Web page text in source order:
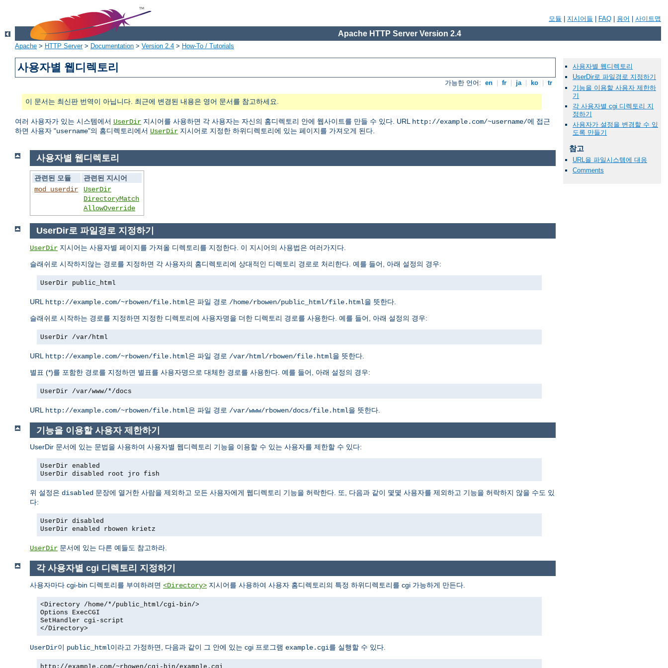
모듈 지시어들 FAQ 용어 사이트맵
Apache HTTP Server Version 2.4
Apache > HTTP Server> Documentation > Version 2.4 > How-To / Tutorials
사용자별 웹디렉토리
가능한 언어: en fr ja ko tr
이 문서는 최신판 번역이 아닙니다. 최근에 변경된 내용은 영어 문서를 참고하세요.
여러 사용자가 있는 시스템에서 UserDir 지시어를 사용하면 각 사용자는 자신의 홈디렉토리 안에 웹사이트를 만들 수 있다. URL http://example.com/~username/에 접근
하면 사용자 "username"의 홈디렉토리에서 UserDir 지시어로 지정한 하위디렉토리에 있는 페이지를 가져오게 된다.
사용자별 웹디렉토리
UserDir로 파일경로 지정하기
기능을 이용할 사용자 제한하
기
각 사용자별 cgi 디렉토리 지
정하기
사용자가 설정을 변경할 수 있
도록 만들기
참고
URL을 파일시스템에 대응
Comments
사용자별 웹디렉토리
관련된 모듈
관련된 지시어
mod_userdir
UserDir
DirectoryMatch
AllowOverride
UserDir로 파일경로 지정하기
UserDir 지시어는 사용자별 페이지를 가져올 디렉토리를 지정한다. 이 지시어의 사용법은 여러가지다.
슬래쉬로 시작하지않는 경로를 지정하면 각 사용자의 홈디렉토리에 상대적인 디렉토리 경로로 처리한다. 예를 들어, 아래 설정의 경우:
UserDir public_html
URL http://example.com/~rbowen/file.html은 파일 경로 /home/rbowen/public_html/file.html을 뜻한다.
슬래쉬로 시작하는 경로를 지정하면 지정한 디렉토리에 사용자명을 더한 디렉토리 경로를 사용한다. 예를 들어, 아래 설정의 경우:
UserDir /var/html
URL http://example.com/~rbowen/file.html은 파일 경로 /var/html/rbowen/file.html을 뜻한다.
별표 (*)를 포함한 경로를 지정하면 별표를 사용자명으로 대체한 경로를 사용한다. 예를 들어, 아래 설정의 경우:
UserDir /var/www/*/docs
URL http://example.com/~rbowen/file.html은 파일 경로 /var/www/rbowen/docs/file.html을 뜻한다.
기능을 이용할 사용자 제한하기
UserDir 문서에 있는 문법을 사용하여 사용자별 웹디렉토리 기능을 이용할 수 있는 사용자를 제한할 수 있다:
UserDir enabled
UserDir disabled root jro fish
위 설정은 disabled 문장에 열거한 사람을 제외하고 모든 사용자에게 웹디렉토리 기능을 허락한다. 또, 다음과 같이 몇몇 사용자를 제외하고 기능을 허락하지 않을 수도 있
다:
UserDir disabled
UserDir enabled rbowen krietz
UserDir 문서에 있는 다른 예들도 참고하라.
각 사용자별 cgi 디렉토리 지정하기
사용자마다 cgi-bin 디렉토리를 부여하려면 <Directory> 지시어를 사용하여 사용자 홈디렉토리의 특정 하위디렉토리를 cgi 가능하게 만든다.
<Directory /home/*/public_html/cgi-bin/>
Options ExecCGI
SetHandler cgi-script
</Directory>
UserDir이 public_html이라고 가정하면, 다음과 같이 그 안에 있는 cgi 프로그램 example.cgi를 실행할 수 있다.